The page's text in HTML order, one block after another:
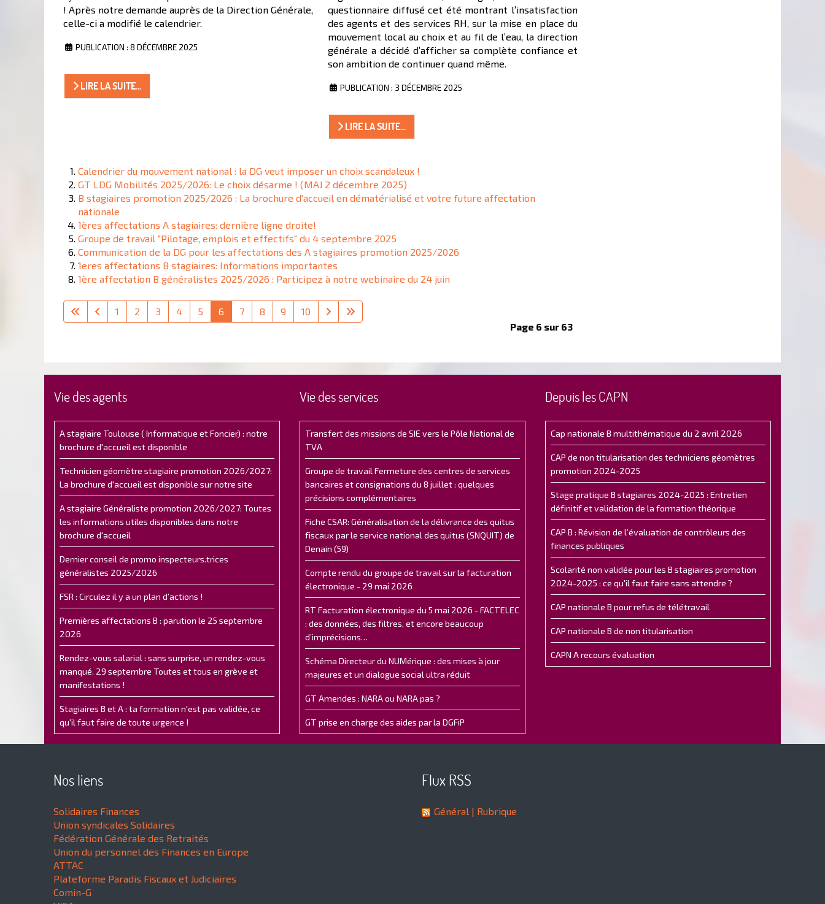
! Après notre demande auprès de la Direction Générale,
celle-ci a modifié le calendrier.
PUBLICATION : 8 DÉCEMBRE 2025
LIRE LA SUITE...
questionnaire diffusé cet été montrant l’insatisfaction
des agents et des services RH, sur la mise en place du
mouvement local au choix et au fil de l’eau, la direction
générale a décidé d’afficher sa complète confiance et
son ambition de continuer quand même.
PUBLICATION : 3 DÉCEMBRE 2025
LIRE LA SUITE...
Calendrier du mouvement national : la DG veut imposer un choix scandaleux !
GT LDG Mobilités 2025/2026: Le choix désarme ! (MAJ 2 décembre 2025)
B stagiaires promotion 2025/2026 : La brochure d'accueil en dématérialisé et votre future affectation
nationale
1ères affectations A stagiaires: dernière ligne droite!
Groupe de travail "Pilotage, emplois et effectifs" du 4 septembre 2025
Communication de la DG pour les affectations des A stagiaires promotion 2025/2026
1eres affectations B stagiaires: Informations importantes
1ère affectation B généralistes 2025/2026 : Participez à notre webinaire du 24 juin
Page 6 sur 63
1 2 3 4 5 6 7 8 9 10
Vie des agents
A stagiaire Toulouse ( Informatique et Foncier) : notre
brochure d'accueil est disponible
Technicien géomètre stagiaire promotion 2026/2027:
La brochure d'accueil est disponible sur notre site
A stagiaire Généraliste promotion 2026/2027: Toutes
les informations utiles disponibles dans notre
brochure d'accueil
Dernier conseil de promo inspecteurs.trices
généralistes 2025/2026
FSR : Circulez il y a un plan d’actions !
Premières affectations B : parution le 25 septembre
2026
Rendez-vous salarial : sans surprise, un rendez-vous
manqué. 29 septembre Toutes et tous en grève et
manifestations !
Stagiaires B et A : ta formation n'est pas validée, ce
qu'il faut faire de toute urgence !
Vie des services
Transfert des missions de SIE vers le Pôle National de
TVA
Groupe de travail Fermeture des centres de services
bancaires et consignations du 8 juillet : quelques
précisions complémentaires
Fiche CSAR: Généralisation de la délivrance des quitus
fiscaux par le service national des quitus (SNQUIT) de
Denain (59)
Compte rendu du groupe de travail sur la facturation
électronique - 29 mai 2026
RT Facturation électronique du 5 mai 2026 - FACTELEC
: des données, des filtres, et encore beaucoup
d’imprécisions…
Schéma Directeur du NUMérique : des mises à jour
majeures et un dialogue social ultra réduit
GT Amendes : NARA ou NARA pas ?
GT prise en charge des aides par la DGFiP
Depuis les CAPN
Cap nationale B multithématique du 2 avril 2026
CAP de non titularisation des techniciens géomètres
promotion 2024-2025
Stage pratique B stagiaires 2024-2025 : Entretien
définitif et validation de la formation théorique
CAP B : Révision de l’évaluation de contrôleurs des
finances publiques
Scolarité non validée pour les B stagiaires promotion
2024-2025 : ce qu'il faut faire sans attendre ?
CAP nationale B pour refus de télétravail
CAP nationale B de non titularisation
CAPN A recours évaluation
Nos liens
Solidaires Finances
Union syndicales Solidaires
Fédération Générale des Retraités
Union du personnel des Finances en Europe
ATTAC
Plateforme Paradis Fiscaux et Judiciaires
Comin-G
Flux RSS
Général | Rubrique